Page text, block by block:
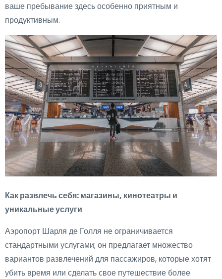
ваше пребывание здесь особенно приятным и
продуктивным.
Как развлечь себя: магазины, кинотеатры и
уникальные услуги
Аэропорт Шарля де Голля не ограничивается
стандартными услугами; он предлагает множество
вариантов развлечений для пассажиров, которые хотят
убить время или сделать свое путешествие более